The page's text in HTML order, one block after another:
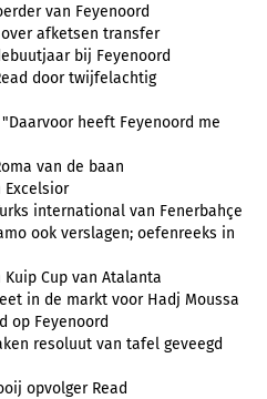
van Feyenoord
afketsen transfer
bij Feyenoord
door twijfelachtig
heeft Feyenoord me
van de baan
international van Fenerbahçe
ook verslagen; oefenreeks in
Cup van Atalanta
in de markt voor Hadj Moussa
op Feyenoord
resoluut van tafel geveegd
opvolger Read